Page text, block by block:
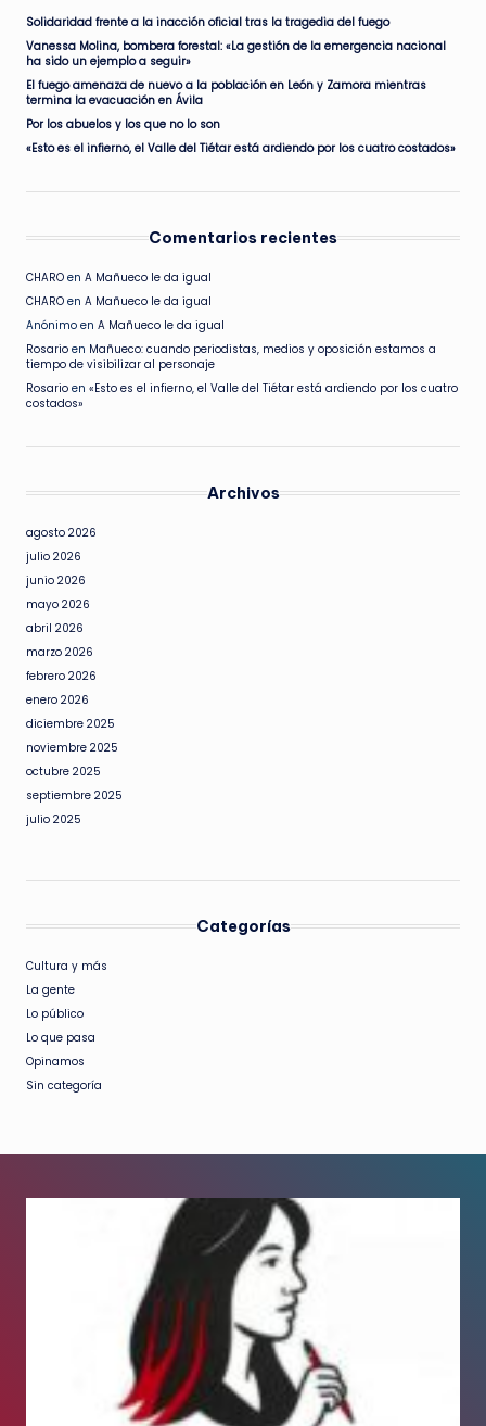
Solidaridad frente a la inacción oficial tras la tragedia del fuego
Vanessa Molina, bombera forestal: «La gestión de la emergencia nacional
ha sido un ejemplo a seguir»
El fuego amenaza de nuevo a la población en León y Zamora mientras
termina la evacuación en Ávila
Por los abuelos y los que no lo son
«Esto es el infierno, el Valle del Tiétar está ardiendo por los cuatro costados»
Comentarios recientes
CHARO en A Mañueco le da igual
CHARO en A Mañueco le da igual
Anónimo en A Mañueco le da igual
Rosario en Mañueco: cuando periodistas, medios y oposición estamos a
tiempo de visibilizar al personaje
Rosario en «Esto es el infierno, el Valle del Tiétar está ardiendo por los cuatro
costados»
Archivos
agosto 2026
julio 2026
junio 2026
mayo 2026
abril 2026
marzo 2026
febrero 2026
enero 2026
diciembre 2025
noviembre 2025
octubre 2025
septiembre 2025
julio 2025
Categorías
Cultura y más
La gente
Lo público
Lo que pasa
Opinamos
Sin categoría